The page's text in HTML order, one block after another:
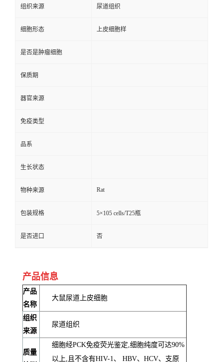
组织来源 尿道组织
细胞形态 上皮细胞样
是否是肿瘤细胞
保质期
器官来源
免疫类型
品系
生长状态
物种来源 Rat
包装规格 5×105 cells/T25瓶
是否进口 否
产品信息
产品
名称
大鼠尿道上皮细胞
组织
来源
尿道组织
质量
细胞经PCK免疫荧光鉴定,细胞纯度可达90%
以上,且不含有HIV-1、 HBV、HCV、支原